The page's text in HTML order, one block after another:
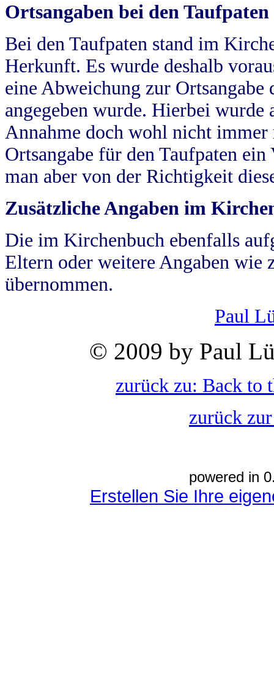
Ortsangaben bei den Taufpaten
Bei den Taufpaten stand im
Herkunft. Es wurde deshalb
eine Abweichung zur
angegeben wurde. Hierbei wurde
Annahme doch wohl nicht
Ortsangabe für den Taufpaten
man aber von der Richtigkeit
Zusätzliche Angaben im
Die im Kirchenbuch ebenfalls
Eltern oder weitere Angaben wie
übernommen.
Paul
© 2009 by Paul
zurück zu: Back to
zurück
powered in
Erstellen Sie Ihre